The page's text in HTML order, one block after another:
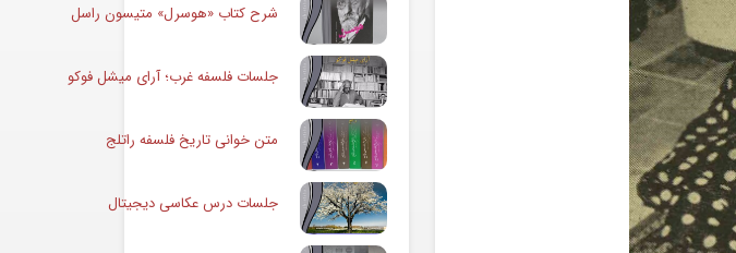
شرح کتاب «هوسرل» متیسون راسل
جلسات فلسفه غرب؛ آرای میشل فوکو
متن خوانی تاریخ فلسفه راتلج
جلسات درس عکاسی دیجیتال